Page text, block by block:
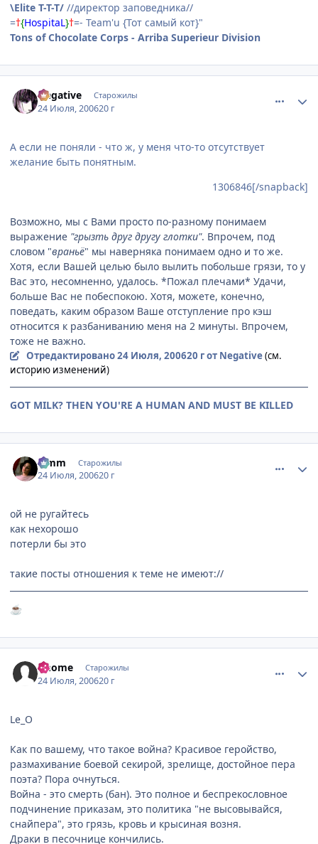
\Elite T-T-T/ //директор заповедника//
=†{HospitaL}†=- Team'u {Тот самый кот}"
Tons of Chocolate Corps - Arriba Superieur Division
Negative Старожилы
24 Июля, 200620 г
А если не поняли - что ж, у меня что-то отсутствует
желание быть понятным.
1306846[/snapback]
Возможно, мы с Вами просто по-разному понимаем
выражение "грызть друг другу глотки". Впрочем, под
словом "враньё" мы наверняка понимаем одно и то же.
Хотя, если Вашей целью было вылить побольше грязи, то у
Вас это, несомненно, удалось. *Пожал плечами* Удачи,
больше Вас не побеспокою. Хотя, можете, конечно,
поведать, каким образом Ваше отступление про кэш
относится к разбаниванию меня на 2 минуты. Впрочем,
тоже не важно.
Отредактировано24 Июля, 200620 гот Negative(см.
историю изменений)
GOT MILK? THEN YOU'RE A HUMAN AND MUST BE KILLED
Limm Старожилы
24 Июля, 200620 г
ой не ругайтесь
как нехорошо
потерли бы это
такие посты отношения к теме не имеют://
☕
Gnome Старожилы
24 Июля, 200620 г
Le_O
Как по вашему, что такое война? Красивое геройство,
размахивание боевой секирой, зрелище, достойное пера
поэта? Пора очнуться.
Война - это смерть (бан). Это полное и беспрекословное
подчинение приказам, это политика "не высовывайся,
снайпера", это грязь, кровь и крысиная возня.
Драки в песочнице кончились.